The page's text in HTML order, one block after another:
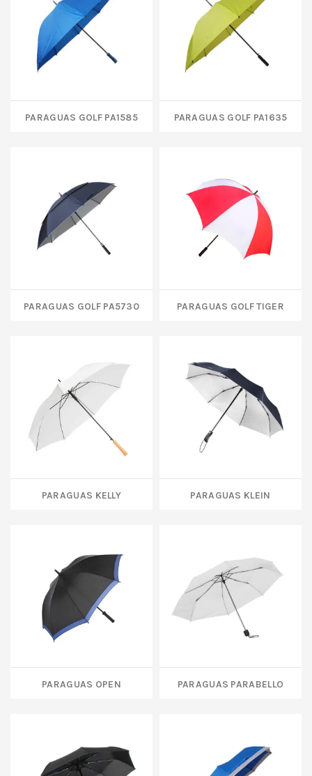
PARAGUAS GOLF PA1585 PARAGUAS GOLF PA1635
PARAGUAS GOLF PA5730 PARAGUAS GOLF TIGER
PARAGUAS KELLY PARAGUAS KLEIN
PARAGUAS OPEN PARAGUAS PARABELLO